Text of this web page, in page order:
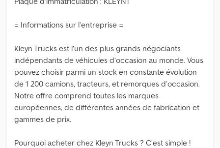
= Informations sur l’entreprise =
Kleyn Trucks est l’un des plus grands négociants
indépendants de véhicules d’occasion au monde. Vous
pouvez choisir parmi un stock en constante évolution
de 1 200 camions, tracteurs, et remorques d’occasion.
Notre offre comprend toutes les marques
européennes, de différentes années de fabrication et
gammes de prix.
Pourquoi acheter chez Kleyn Trucks ? C’est simple !